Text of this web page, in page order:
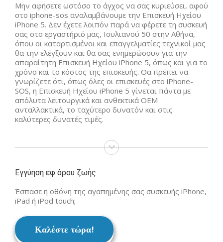
Μην αφήσετε ωστόσο το άγχος να σας κυριεύσει, αφού
στο iphone-sos αναλαμβάνουμε την Επισκευή Ηχείου
iPhone 5. Δεν έχετε λοιπόν παρά να φέρετε τη συσκευή
σας στο εργαστήριό μας, Ιουλιανού 50 στην Αθήνα,
όπου οι καταρτισμένοι και επαγγελματίες τεχνικοί μας
θα την ελέγξουν και θα σας ενημερώσουν για την
απαραίτητη Επισκευή Ηχείου iPhone 5, όπως και για το
χρόνο και το κόστος της επισκευής. Θα πρέπει να
γνωρίζετε ότι, όπως όλες οι επισκευές στο iPhone-
SOS, η Επισκευή Ηχείου iPhone 5 γίνεται πάντα με
απόλυτα λειτουργικά και ανθεκτικά ΟΕΜ
ανταλλακτικά, το ταχύτερο δυνατόν και στις
καλύτερες δυνατές τιμές.
Εγγύηση εφ όρου ζωής
Έσπασε η οθόνη της αγαπημένης σας συσκευής iPhone,
iPad ή iPod touch;
Καλέστε τώρα!